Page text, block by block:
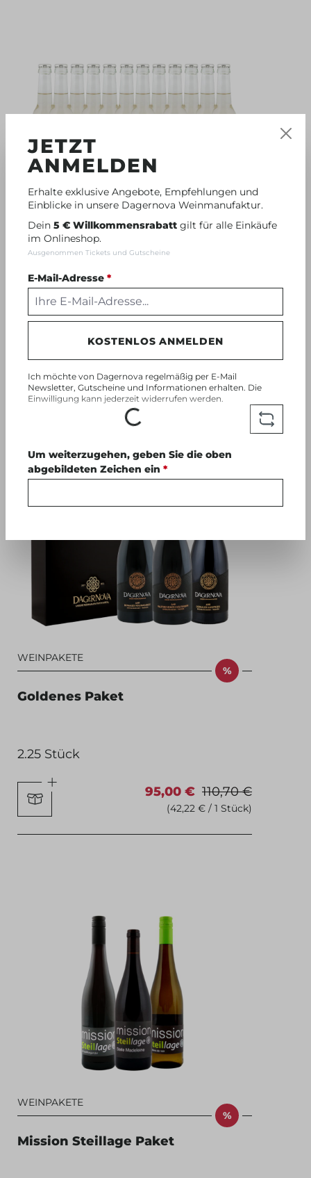
ALKOHOLFREI
%
NON-
ALC
Dagernova Sprizz Birne Mango
Sonderpreis
3.3 l
29,90 € 34,80 €
(9,06 € / 1 Liter)
WEINPAKETE
%
Goldenes Paket
2.25 Stück
95,00 € 110,70 €
(42,22 € / 1 Stück)
WEINPAKETE
%
Mission Steillage Paket
JETZT
ANMELDEN
Erhalte exklusive Angebote, Empfehlungen und
Einblicke in unsere Dagernova Weinmanufaktur.
Dein 5 € Willkommensrabatt gilt für alle Einkäufe
im Onlineshop.
Ausgenommen Tickets und Gutscheine
E-Mail-Adresse *
KOSTENLOS ANMELDEN
Ich möchte von Dagernova regelmäßig per E-Mail
Newsletter, Gutscheine und Informationen erhalten. Die
Einwilligung kann jederzeit widerrufen werden.
Loading...
Um weiterzugehen, geben Sie die oben
abgebildeten Zeichen ein *